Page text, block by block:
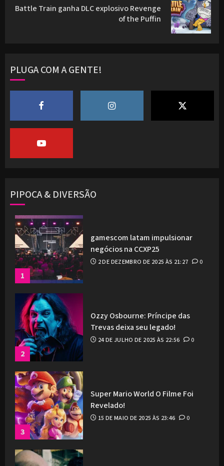
Next
Battle Train ganha DLC explosivo Revenge
of the Puffin
PLUGA COM A GENTE!
PIPOCA & DIVERSÃO
1
gamescom latam impulsionar
negócios na CCXP25
2 DE DEZEMBRO DE 2025 ÀS 21:27 0
2
Ozzy Osbourne: Príncipe das
Trevas deixa seu legado!
24 DE JULHO DE 2025 ÀS 22:56 0
3
Super Mario World O Filme Foi
Revelado!
15 DE MAIO DE 2025 ÀS 23:46 0